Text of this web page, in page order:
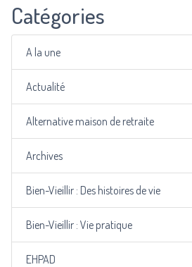
Catégories
A la une
Actualité
Alternative maison de retraite
Archives
Bien-Vieillir : Des histoires de vie
Bien-Vieillir : Vie pratique
EHPAD